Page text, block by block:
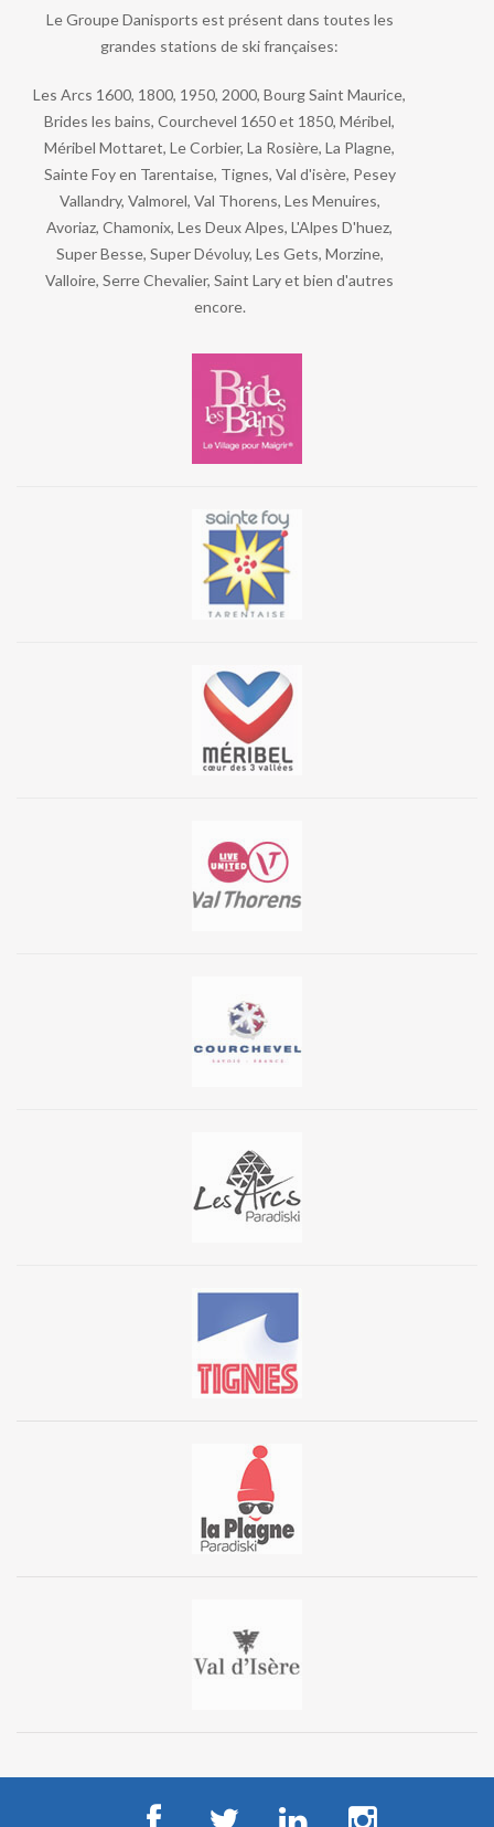
Le Groupe Danisports est présent dans toutes les
grandes stations de ski françaises:
Les Arcs 1600, 1800, 1950, 2000, Bourg Saint Maurice,
Brides les bains, Courchevel 1650 et 1850, Méribel,
Méribel Mottaret, Le Corbier, La Rosière, La Plagne,
Sainte Foy en Tarentaise, Tignes, Val d'isère, Pesey
Vallandry, Valmorel, Val Thorens, Les Menuires,
Avoriaz, Chamonix, Les Deux Alpes, L'Alpes D'huez,
Super Besse, Super Dévoluy, Les Gets, Morzine,
Valloire, Serre Chevalier, Saint Lary et bien d'autres
encore.